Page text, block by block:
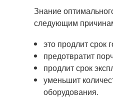
Знание
следующим
это продлит срок
предотвратит
продлит срок
уменьшит
оборудования.